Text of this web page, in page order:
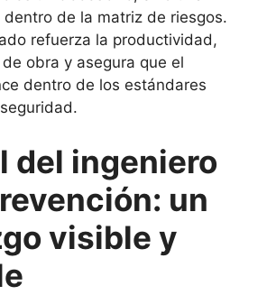
de la matriz de riesgos.
refuerza la productividad,
obra y asegura que el
dentro de los estándares
del ingeniero
un
visible y